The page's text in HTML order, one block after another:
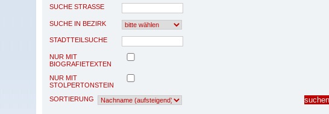
SUCHE STRASSE
SUCHE IN BEZIRK
STADTTEILSUCHE
NUR MIT
BIOGRAFIETEXTEN
NUR MIT
STOLPERTONSTEIN
SORTIERUNG